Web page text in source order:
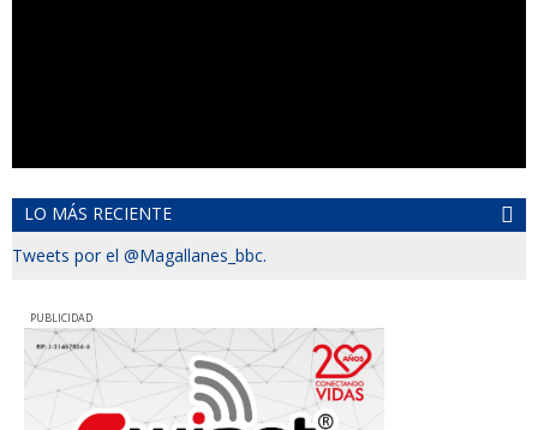
LO MÁS RECIENTE
Tweets por el @Magallanes_bbc.
PUBLICIDAD